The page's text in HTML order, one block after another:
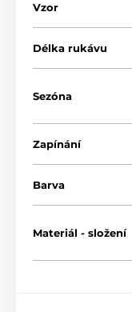
Při prvním praní
Vzor
Délka rukávu
Sezóna
Zapínání
Barva
Materiál - složení